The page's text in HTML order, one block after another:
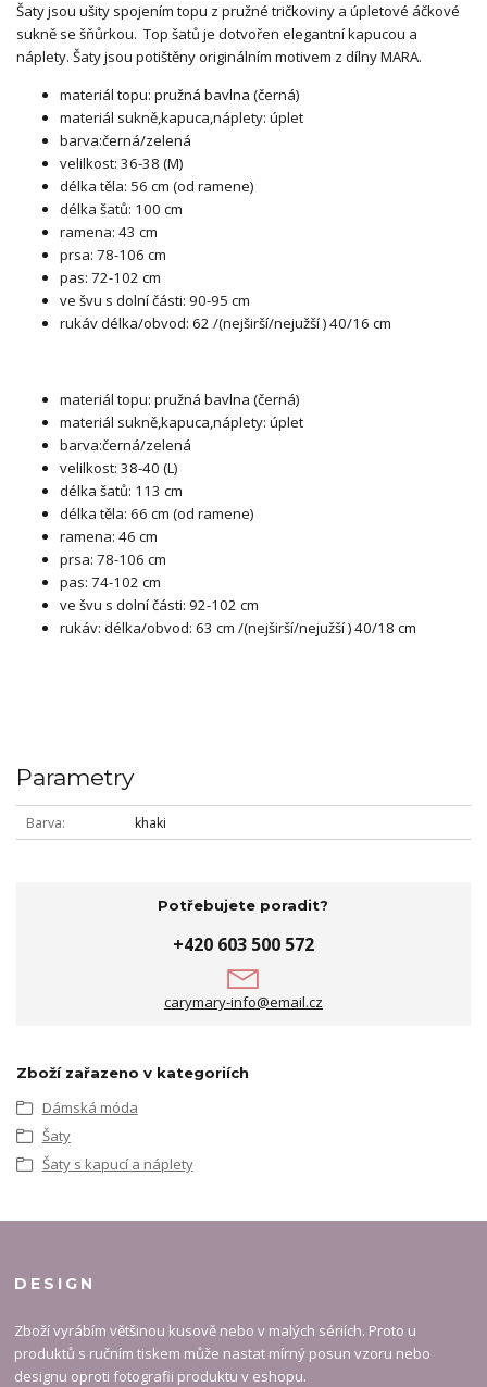
Šaty jsou ušity spojením topu z pružné tričkoviny a úpletové áčkové
sukně se šňůrkou. Top šatů je dotvořen elegantní kapucou a
náplety. Šaty jsou potištěny originálním motivem z dílny MARA.
materiál topu: pružná bavlna (černá)
materiál sukně,kapuca,náplety: úplet
barva:černá/zelená
velilkost: 36-38 (M)
délka těla: 56 cm (od ramene)
délka šatů: 100 cm
ramena: 43 cm
prsa: 78-106 cm
pas: 72-102 cm
ve švu s dolní části: 90-95 cm
rukáv délka/obvod: 62 /(nejširší/nejužší ) 40/16 cm
materiál topu: pružná bavlna (černá)
materiál sukně,kapuca,náplety: úplet
barva:černá/zelená
velilkost: 38-40 (L)
délka šatů: 113 cm
délka těla: 66 cm (od ramene)
ramena: 46 cm
prsa: 78-106 cm
pas: 74-102 cm
ve švu s dolní části: 92-102 cm
rukáv: délka/obvod: 63 cm /(nejširší/nejužší ) 40/18 cm
Parametry
Barva khaki
Potřebujete poradit?
+420 603 500 572
carymary-info@email.cz
Zboží zařazeno v kategoriích
Dámská móda
Šaty
Šaty s kapucí a náplety
DESIGN
Zboží vyrábím většinou kusově nebo v malých sériích. Proto u
produktů s ručním tiskem může nastat mírný posun vzoru nebo
designu oproti fotografii produktu v eshopu.